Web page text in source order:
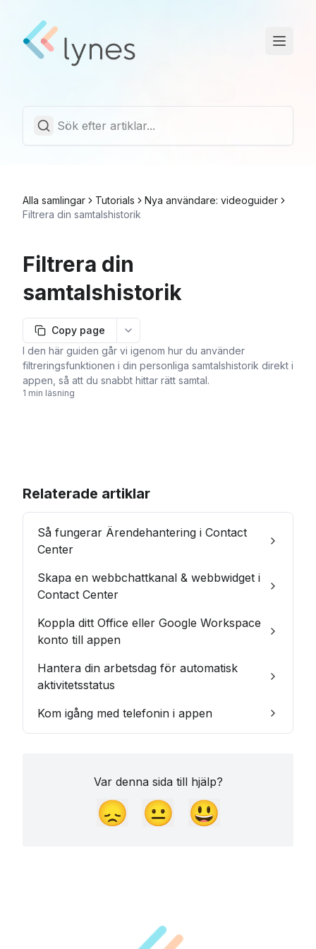
Alla samlingar Tutorials
Nya användare: videoguider
Filtrera din samtalshistorik
Filtrera din
samtalshistorik
Copy page
More options
I den här guiden går vi igenom hur du använder
filtreringsfunktionen i din personliga samtalshistorik direkt i
appen, så att du snabbt hittar rätt samtal.
1 min läsning
Relaterade artiklar
Så fungerar Ärendehantering i Contact
Center
Skapa en webbchattkanal & webbwidget i
Contact Center
Koppla ditt Office eller Google Workspace
konto till appen
Hantera din arbetsdag för automatisk
aktivitetsstatus
Kom igång med telefonin i appen
Var denna sida till hjälp?
😞 😐 😃